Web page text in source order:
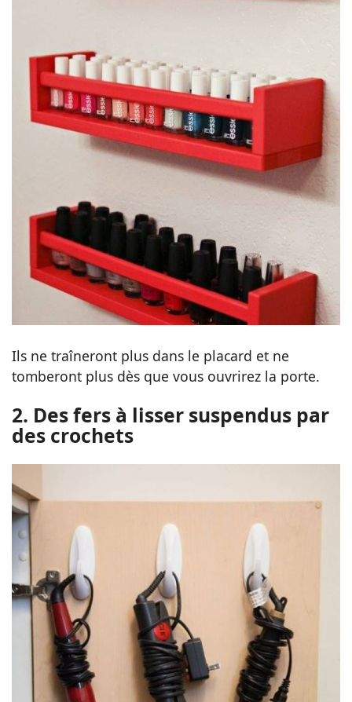
Ils ne traîneront plus dans le placard et ne
tomberont plus dès que vous ouvrirez la porte.
2. Des fers à lisser suspendus par
des crochets